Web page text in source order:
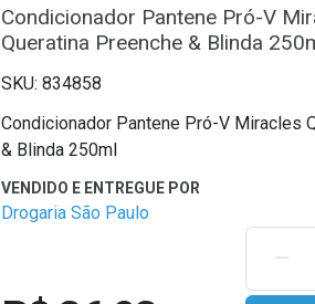
Condicionador Pantene Pró-V
Queratina Preenche & Blinda
834858
Condicionador Pantene Pró-V Miracles
& Blinda 250ml
Drogaria São Paulo